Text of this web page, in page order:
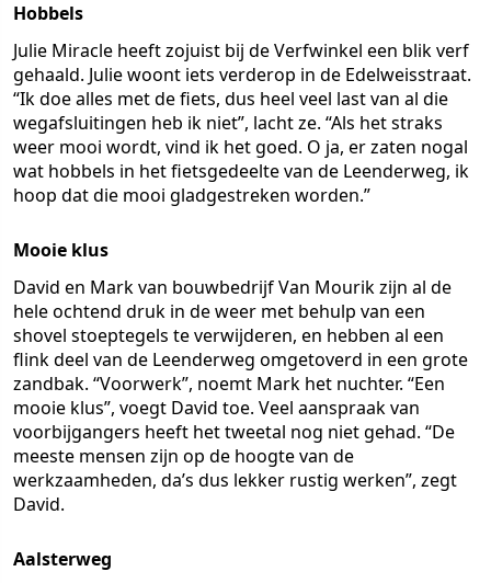
Hobbels
Julie Miracle heeft zojuist bij de Verfwinkel een blik verf
gehaald. Julie woont iets verderop in de Edelweisstraat.
“Ik doe alles met de fiets, dus heel veel last van al die
wegafsluitingen heb ik niet”, lacht ze. “Als het straks
weer mooi wordt, vind ik het goed. O ja, er zaten nogal
wat hobbels in het fietsgedeelte van de Leenderweg, ik
hoop dat die mooi gladgestreken worden.”
Mooie klus
David en Mark van bouwbedrijf Van Mourik zijn al de
hele ochtend druk in de weer met behulp van een
shovel stoeptegels te verwijderen, en hebben al een
flink deel van de Leenderweg omgetoverd in een grote
zandbak. “Voorwerk”, noemt Mark het nuchter. “Een
mooie klus”, voegt David toe. Veel aanspraak van
voorbijgangers heeft het tweetal nog niet gehad. “De
meeste mensen zijn op de hoogte van de
werkzaamheden, da’s dus lekker rustig werken”, zegt
David.
Aalsterweg